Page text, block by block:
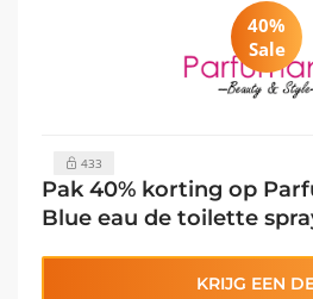
40%
Sale
433
Pak 40% korting op
Blue eau de toilette
KRIJG EEN